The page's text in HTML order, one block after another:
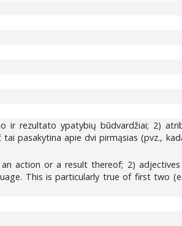
ir rezultato ypatybių būdvardžiai; 2)
pasakytina apie dvi pirmąsias (pvz.,
action or a result thereof; 2)
This is particularly true of first two